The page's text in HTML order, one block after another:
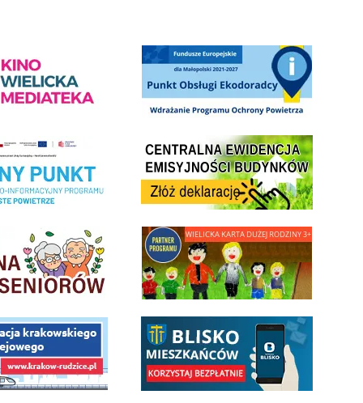
Punkt Obsługi Ekodoradcy Wieliczka
Czyste Powietrze w Gminie WieliczkaCentrala Ewidencja Emisyjności Budynków - złóż
Rady Seniorow - Wieliczka link do strony - Wielicka Karta Dużej Rodziny
Społecznego
budowy linii kolejowej Krakow Rudzicelink do opisu aplikacji - BLISKO, Gmina Wieliczka w